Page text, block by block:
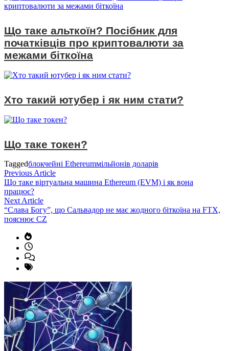
Що таке альткоїн? Посібник для
початківців про криптовалюти за
межами біткоїна
Хто такий ютубер і як ним стати?
Що таке токен?
Taggedблокчейні Ethereumмільйонів доларів
Навігація
записів
Previous ArticlePrevious
article:
Що таке віртуальна машина Ethereum (EVM) і як вона
працює?
Next ArticleNext
article:
“Слава Богу”, що Сальвадор не має жодного біткоїна на FTX,
пояснює CZ